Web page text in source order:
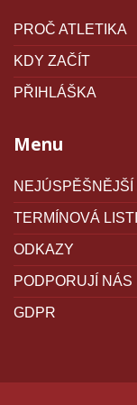
PROČ ATLETIKA
KDY ZAČÍT
PŘIHLÁŠKA
Menu
TERMÍNOVÁ
ODKAZY
PODPORUJÍ NÁS
GDPR